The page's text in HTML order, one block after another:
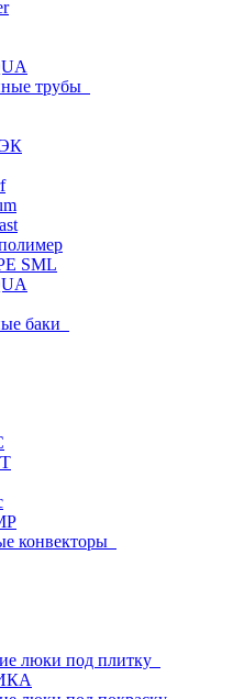
трубы
SML
баки
конвекторы
люки под плитку